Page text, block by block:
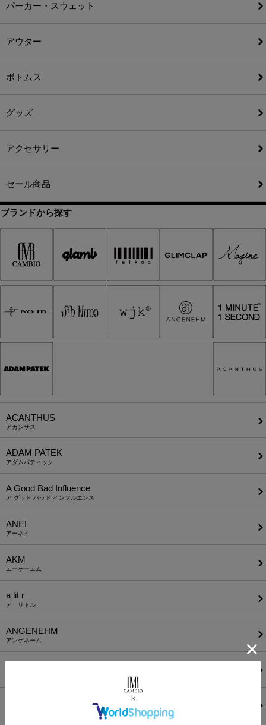
パーカー・スウェット
アウター
ボトムス
グッズ
アクセサリー
セール商品
ブランドから探す
ACANTHUS
アカンサス
ADAM PATEK
アダムパティック
A Good Bad Influence
ア グッド バッド インフルエンス
ANEI
アーネイ
AKM
エーケーエム
a lit r
ア リトル
ANGENEHM
アンゲネーム